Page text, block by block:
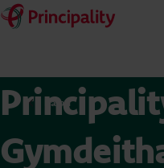
Hafan